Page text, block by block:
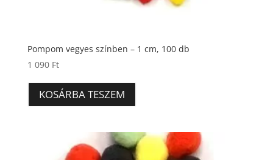
Pompom vegyes színben – 1 cm, 100 db
1 090 Ft
KOSÁRBA TESZEM